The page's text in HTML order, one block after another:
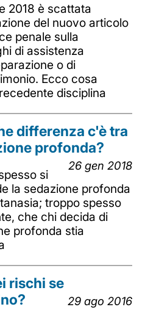
2018 è scattata
del nuovo articolo
penale sulla
di assistenza
o di
Ecco cosa
disciplina
differenza c'è tra
profonda?
26 gen 2018
si
la sedazione profonda
troppo spesso
che chi decida di
profonda stia
rischi se
29 ago 2016